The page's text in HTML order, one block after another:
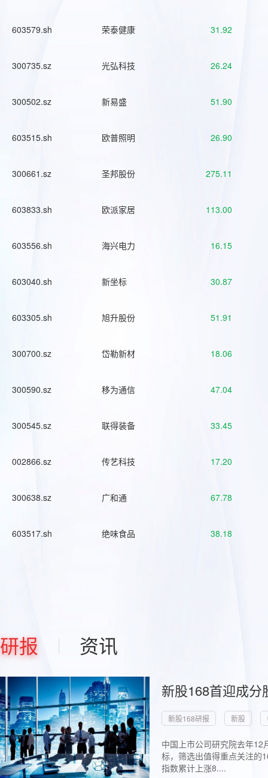
603579.sh 荣泰健康 31.92
300735.sz 光弘科技 26.24
300502.sz 新易盛 51.90
603515.sh 欧普照明 26.90
300661.sz 圣邦股份 275.11
603833.sh 欧派家居 113.00
603556.sh 海兴电力 16.15
603040.sh 新坐标 30.87
603305.sh 旭升股份 51.91
300700.sz 岱勒新材 18.06
300590.sz 移为通信 47.04
300545.sz 联得装备 33.45
002866.sz 传艺科技 17.20
300638.sz 广和通 67.78
603517.sh 绝味食品 38.18
研报 资讯
新股168首迎成
新股168研报 新股
中国上市公司研究院去年
标，筛选出值得重点关注的
指数累计上涨8....